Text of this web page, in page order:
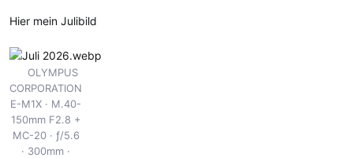
Hier mein Julibild
OLYMPUS
CORPORATION
E-M1X
M.40-
150mm F2.8 +
MC-20
ƒ/5.6
300mm